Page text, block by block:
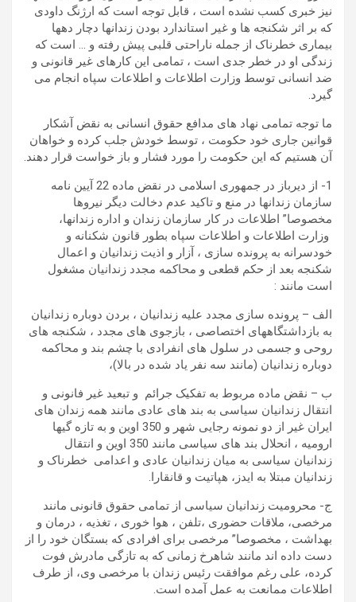
نیز خبری کسب نشده است ، قابل توجه است که ارژنگ داودی
که بر اثر شکنجه ها و غیر استاندارد بودن زندانها دچار دهها
بیماری خطرناک از جمله ناراحتی قلبی پیش رفته و … است که
زندگی او در خطر جدی است ، تمامی این کارهای غیر قانونی و
ضد انسانی توسط وزارت اطلاعات و اطلاعات سپاه انجام می
گیرد.
ما توجه تمامی نهاد های مدافع حقوق انسانی به نقض آشکار
قوانین جاری خود حکومت ، توسط خودش جلب کرده و خواهان
آن هستیم که این حکومت را مورد فشار و باز خواست قرار دهند.
1- از دیرباز در جمهوری اسلامی در نقض ماده 22 آیین نامه
سازمان زندانها در منع و تاکید عدم دخالت دیگر نیروها
مخصوصا” اطلاعات در کار سازمان زندان و اداره زندانها،
وزارت اطلاعات و اطلاعات سپاه بطور قانون شکنانه و
خودسرانه به پرونده سازی ، آزار و اذیت زندانیان و اعمال
شکنجه بعد از حکم قطعی و محاکمه مجدد زندانیان مشغول
است مانند :
الف – پرونده سازی مجدد علیه زندانیان ، بردن دوباره زندانیان
به بازداشتگاههای اختصاصی ، بازجوی های مجدد ، شکنجه های
روحی و جسمی در سلول های انفرادی با چشم بند و محاکمه
دوباره زندانیان (مانند سه نفر یاد شده در بالا)،
ب – نقض ماده مربوط به تفکیک جرائم و تبعید غیر فانونی و
انتقال زندانیان سیاسی به بند های عادی مانند همه زندان های
ایران غیر از دو نمونه رجایی شهر و 350 اوین و به تازه گیها
ارومیه ، انحلال بند های سیاسی مانند 350 اوین و انتقال
زندانیان سیاسی به میان زندانیان عادی و اعدامی خطرناک و
زندانیان مبتلا به ایدز، هپاتیت و قانقارا.
ج- محرومیت زندانیان سیاسی از تمامی حقوق قانونی مانند
مرخصی، ملاقات حضوری ،تلفن ، هوا خوری ، تغذیه ، درمان و
بهداشت ، مخصوصا” مرخصی برای افرادی که بستگان خود را از
دست داده اند مانند شاهرخ زمانی که به تازگی مادرش فوت
کرده، علی رغم موافقت رئیس زندان با مرخصی وی، از طرف
اطلاعات ممانعت به عمل آمده است.